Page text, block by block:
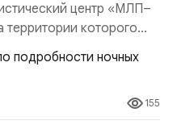
центр «МЛП–
территории которого
а также запуск с
«Чайка»
помещения
районе г. Киев,
военного
155